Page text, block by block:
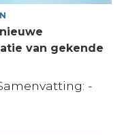
van gekende
-